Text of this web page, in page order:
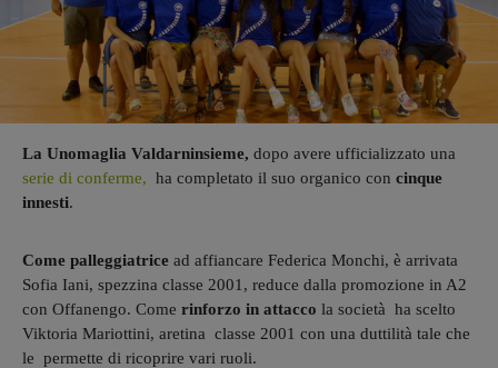
La Unomaglia Valdarninsieme, dopo avere ufficializzato una
serie di conferme, ha completato il suo organico con cinque
innesti.
Come palleggiatrice ad affiancare Federica Monchi, è arrivata
Sofia Iani, spezzina classe 2001, reduce dalla promozione in A2
con Offanengo. Come rinforzo in attacco la società ha scelto
Viktoria Mariottini, aretina classe 2001 con una duttilità tale che
le permette di ricoprire vari ruoli.